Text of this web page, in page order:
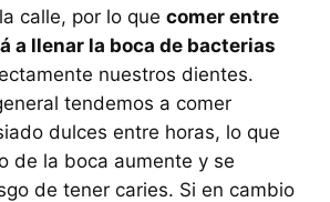
calle, por lo que comer entre
a llenar la boca de bacterias
nuestros dientes.
tendemos a comer
dulces entre horas, lo que
de la boca aumente y se
de tener caries. Si en cambio